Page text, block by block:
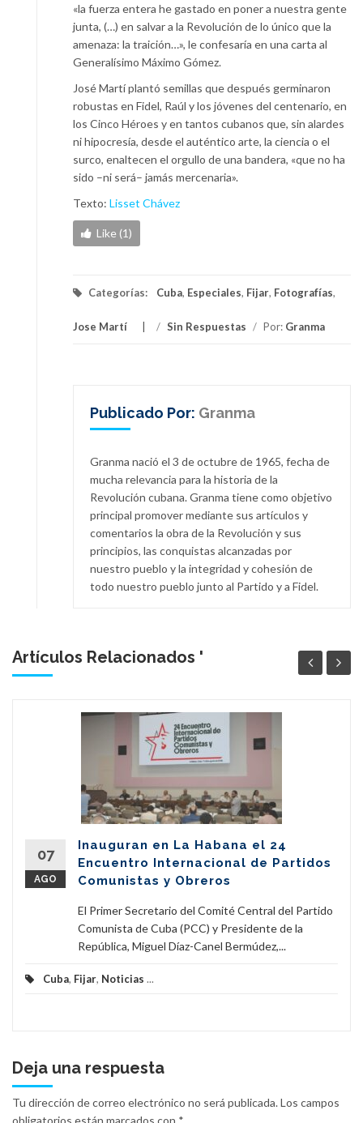
«la fuerza entera he gastado en poner a nuestra gente
junta, (…) en salvar a la Revolución de lo único que la
amenaza: la traición…», le confesaría en una carta al
Generalísimo Máximo Gómez.
José Martí plantó semillas que después germinaron
robustas en Fidel, Raúl y los jóvenes del centenario, en
los Cinco Héroes y en tantos cubanos que, sin alardes
ni hipocresía, desde el auténtico arte, la ciencia o el
surco, enaltecen el orgullo de una bandera, «que no ha
sido –ni será– jamás mercenaria».
Texto: Lisset Chávez
Like (1)
Categorías: Cuba, Especiales, Fijar, Fotografías,
Jose Martí / Sin Respuestas / Por: Granma
Publicado Por: Granma
Granma nació el 3 de octubre de 1965, fecha de
mucha relevancia para la historia de la
Revolución cubana. Granma tiene como objetivo
principal promover mediante sus artículos y
comentarios la obra de la Revolución y sus
principios, las conquistas alcanzadas por
nuestro pueblo y la integridad y cohesión de
todo nuestro pueblo junto al Partido y a Fidel.
Artículos Relacionados '
07
AGO
Inauguran en La Habana el 24
Encuentro Internacional de Partidos
Comunistas y Obreros
El Primer Secretario del Comité Central del Partido
Comunista de Cuba (PCC) y Presidente de la
República, Miguel Díaz-Canel Bermúdez,...
Cuba, Fijar, Noticias ...
Deja una respuesta
Tu dirección de correo electrónico no será publicada.Los campos